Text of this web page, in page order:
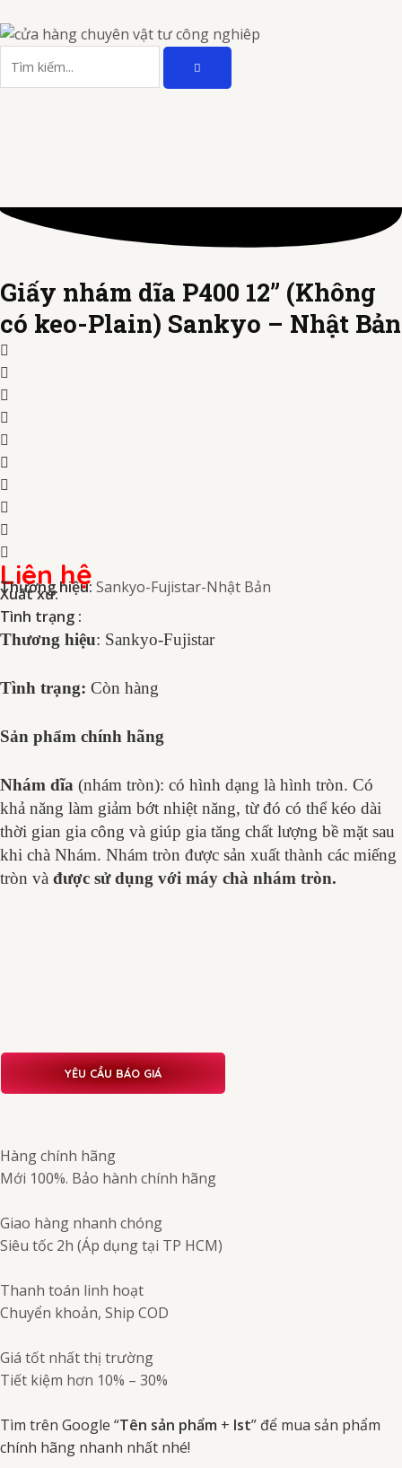
tới
dung
kiếm
TÌM
KIẾM
Giấy nhám dĩa P400 12” (Không
có keo-Plain) Sankyo – Nhật Bản
Liên hệ
Thương hiệu: Sankyo-Fujistar-Nhật Bản
Xuất xứ:
Tình trạng :
Thương hiệu: Sankyo-Fujistar
Tình trạng: Còn hàng
Sản phẩm chính hãng
Nhám dĩa (nhám tròn): có hình dạng là hình tròn. Có
khả năng làm giảm bớt nhiệt năng, từ đó có thể kéo dài
thời gian gia công và giúp gia tăng chất lượng bề mặt sau
khi chà Nhám. Nhám tròn được sản xuất thành các miếng
tròn và được sử dụng với máy chà nhám tròn.
YÊU CẦU BÁO GIÁ
Hàng chính hãng
Mới 100%. Bảo hành chính hãng
Giao hàng nhanh chóng
Siêu tốc 2h (Áp dụng tại TP HCM)
Thanh toán linh hoạt
Chuyển khoản, Ship COD
Giá tốt nhất thị trường
Tiết kiệm hơn 10% – 30%
Tìm trên Google “Tên sản phẩm + Ist” để mua sản phẩm
chính hãng nhanh nhất nhé!